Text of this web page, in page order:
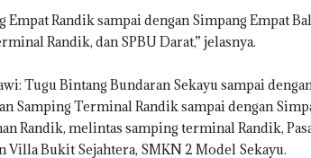
Randik sampai dengan Simpang Empat
Randik, dan SPBU Darat,” jelasnya.
Tugu Bintang Bundaran Sekayu sampai
Samping Terminal Randik sampai dengan
Randik, melintas samping terminal Randik,
Villa Bukit Sejahtera, SMKN 2 Model Sekayu.